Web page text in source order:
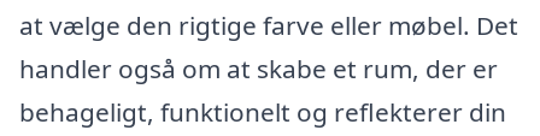
at vælge den rigtige farve eller møbel. Det
handler også om at skabe et rum, der er
behageligt, funktionelt og reflekterer din